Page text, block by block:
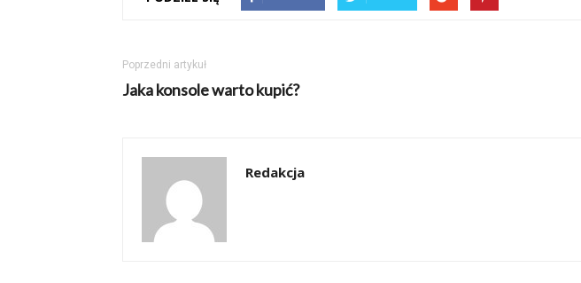
Poprzedni artykuł
Jaka konsole warto kupić?
Redakcja